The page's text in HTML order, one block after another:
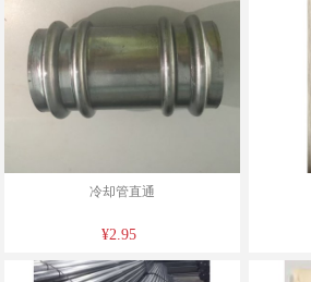
冷却管直通
¥2.95